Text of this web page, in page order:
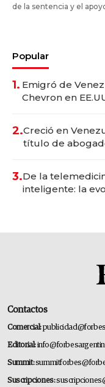
de la sentencia y el
Popular
1. Emigró de
Chevron en
2.Creció en
título de
3.De la
inteligente: la
Contactos
Comercial:
Editorial:
Summit:
Suscripciones: